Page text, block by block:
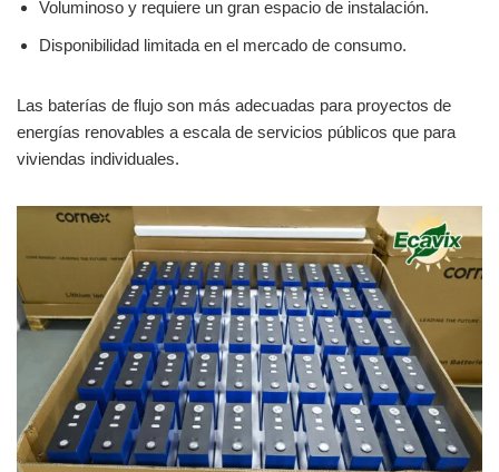
Voluminoso y requiere un gran espacio de instalación.
Disponibilidad limitada en el mercado de consumo.
Las baterías de flujo son más adecuadas para proyectos de
energías renovables a escala de servicios públicos que para
viviendas individuales.